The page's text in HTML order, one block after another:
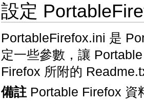
設定
PortableFirefox.ini 是
定一些參數，讓
Firefox 所附的
備註Portable Firefox 資